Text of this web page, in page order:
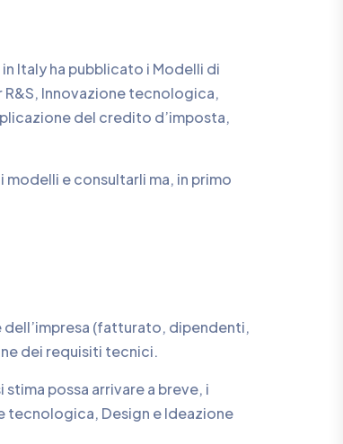
Italy ha pubblicato i Modelli di
Innovazione tecnologica,
del credito d’imposta,
e consultarli ma, in primo
dell’impresa (fatturato, dipendenti,
dei requisiti tecnici.
stima possa arrivare a breve, i
tecnologica, Design e Ideazione